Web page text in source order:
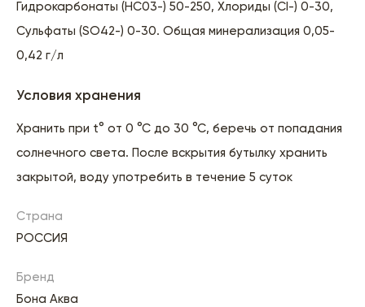
Гидрокарбонаты (НС03-) 50-250, Хлориды (Сl-) 0-30,
Сульфаты (SO42-) 0-30. Общая минерализация 0,05-
0,42 г/л
Условия хранения
Хранить при t° от 0 °С до 30 °С, беречь от попадания
солнечного света. После вскрытия бутылку хранить
закрытой, воду употребить в течение 5 суток
Страна
РОССИЯ
Бренд
Бона Аква